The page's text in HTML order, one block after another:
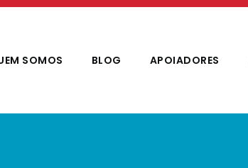
SOMOS BLOG APOIADORES